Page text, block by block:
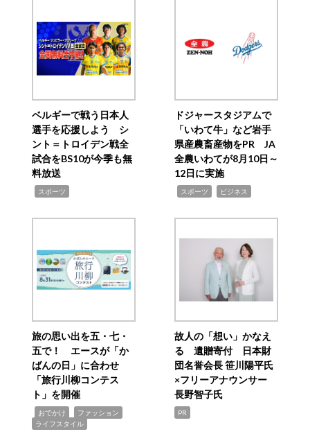
ベルギーで戦う日本人
選手を応援しよう シ
ント＝トロイデン戦全
試合をBS10が今季も無
料放送
スポーツ
ドジャースタジアムで
「いわて牛」など岩手
県産農畜産物をPR JA
全農いわてが8月10日～
12日に実施
スポーツ ビジネス
旅の思い出を五・七・
五で！ エースが「か
ばんの日」に合わせ
「旅行川柳コンテス
ト」を開催
おでかけ ファッション
ライフスタイル
故人の「想い」かなえ
る 遺贈寄付 日本財
団名誉会長 笹川陽平氏
×フリーアナウンサー
長野智子氏
PR